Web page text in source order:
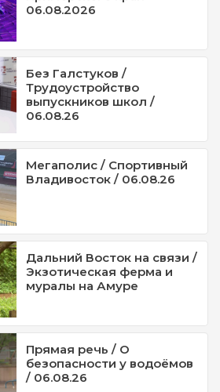
06.08.2026
Без Галстуков /
Трудоустройство
выпускников школ /
06.08.26
Мегаполис / Спортивный
Владивосток / 06.08.26
Дальний Восток на связи /
Экзотическая ферма и
муралы на Амуре
Прямая речь / О
безопасности у водоёмов
/ 06.08.26